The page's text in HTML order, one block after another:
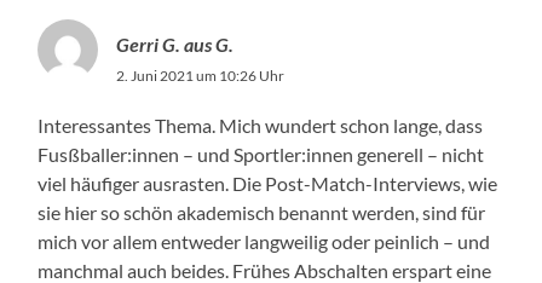
Gerri G. aus G.
2. Juni 2021 um 10:26 Uhr
Interessantes Thema. Mich wundert schon lange, dass
Fusßballer:innen – und Sportler:innen generell – nicht
viel häufiger ausrasten. Die Post-Match-Interviews, wie
sie hier so schön akademisch benannt werden, sind für
mich vor allem entweder langweilig oder peinlich – und
manchmal auch beides. Frühes Abschalten erspart eine